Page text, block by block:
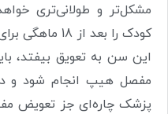
مشکل‌تر و طولانی‌تری
کودک را بعد از
این سن به تعویق بیفتد،
پزشک چاره‌ای جز تعویض